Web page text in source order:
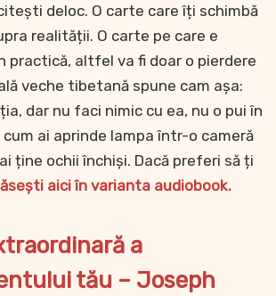
deloc. O carte care îți schimbă
realității. O carte pe care e
practică, altfel va fi doar o pierdere
veche tibetană spune cam așa:
dar nu faci nimic cu ea, nu o pui în
ai aprinde lampa într-o cameră
ține ochii închiși. Dacă preferi să ți
aici în varianta audiobook.
a
tău – Joseph